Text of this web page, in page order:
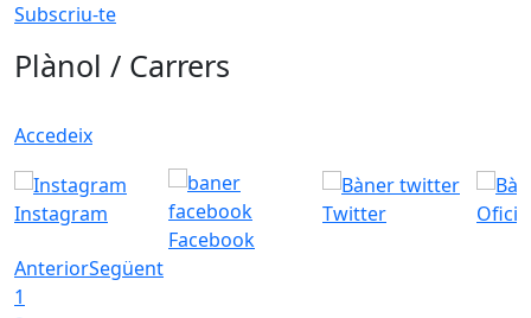
Subscriu-te
Plànol / Carrers
Accedeix
Instagram
Facebook
Twitter
AnteriorSegüent
1